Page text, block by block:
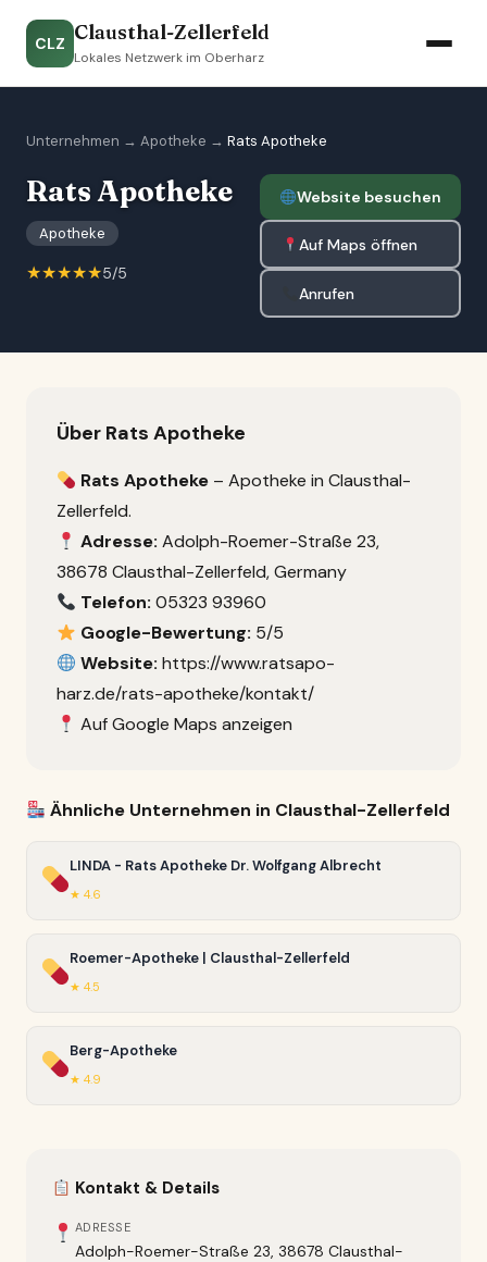
CLZ Clausthal-Zellerfeld
Lokales Netzwerk im Oberharz
Unternehmen → Apotheke → Rats Apotheke
Rats Apotheke
Apotheke
★★★★★5/5
Website besuchen
Auf Maps öffnen
Anrufen
Über Rats Apotheke
Rats Apotheke – Apotheke in Clausthal-
Zellerfeld.
Adresse: Adolph-Roemer-Straße 23,
38678 Clausthal-Zellerfeld, Germany
Telefon: 05323 93960
Google-Bewertung: 5/5
Website: https://www.ratsapo-
harz.de/rats-apotheke/kontakt/
Auf Google Maps anzeigen
Ähnliche Unternehmen in Clausthal-Zellerfeld
LINDA - Rats Apotheke Dr. Wolfgang Albrecht
★ 4.6
Roemer-Apotheke | Clausthal-Zellerfeld
★ 4.5
Berg-Apotheke
★ 4.9
Kontakt & Details
ADRESSE
Adolph-Roemer-Straße 23, 38678 Clausthal-